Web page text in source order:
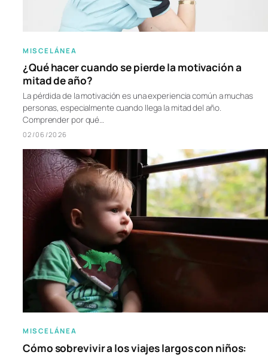
MISCELÁNEA
¿Qué hacer cuando se pierde la motivación a
mitad de año?
La pérdida de la motivación es una experiencia común a muchas
personas, especialmente cuando llega la mitad del año.
Comprender por qué…
02/06/2026
MISCELÁNEA
Cómo sobrevivir a los viajes largos con niños: